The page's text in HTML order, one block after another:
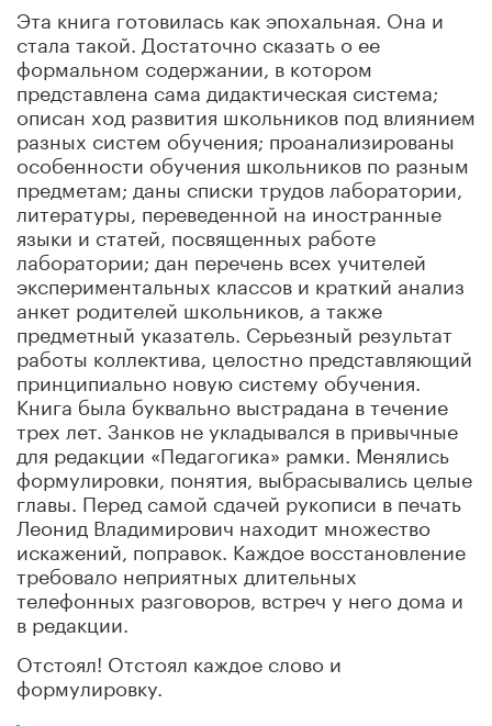
Эта книга готовилась как эпохальная. Она и
стала такой. Достаточно сказать о ее
формальном содержании, в котором
представлена сама дидактическая система;
описан ход развития школьников под влиянием
разных систем обучения; проанализированы
особенности обучения школьников по разным
предметам; даны списки трудов лаборатории,
литературы, переведенной на иностранные
языки и статей, посвященных работе
лаборатории; дан перечень всех учителей
экспериментальных классов и краткий анализ
анкет родителей школьников, а также
предметный указатель. Серьезный результат
работы коллектива, целостно представляющий
принципиально новую систему обучения.
Книга была буквально выстрадана в течение
трех лет. Занков не укладывался в привычные
для редакции «Педагогика» рамки. Менялись
формулировки, понятия, выбрасывались целые
главы. Перед самой сдачей рукописи в печать
Леонид Владимирович находит множество
искажений, поправок. Каждое восстановление
требовало неприятных длительных
телефонных разговоров, встреч у него дома и
в редакции.
Отстоял! Отстоял каждое слово и
формулировку.